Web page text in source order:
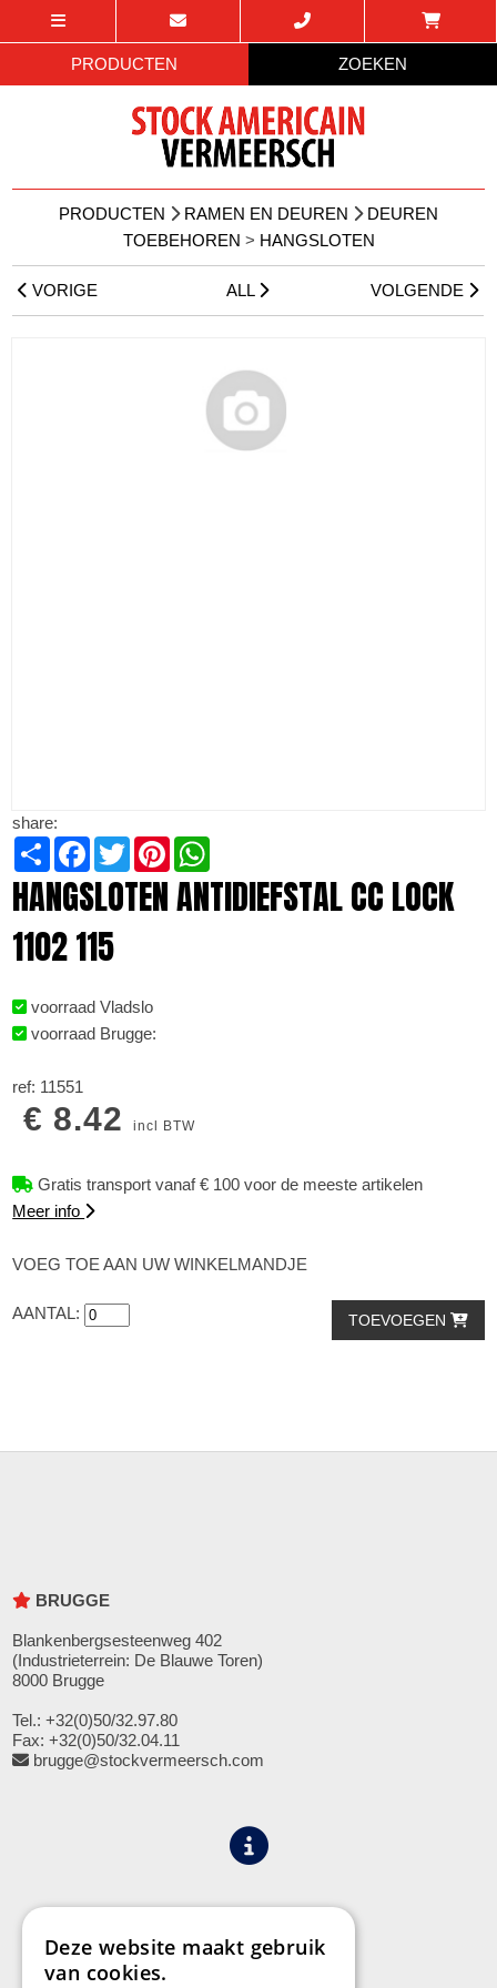
PRODUCTEN ZOEKEN
PRODUCTEN RAMEN EN DEUREN
DEUREN
TOEBEHOREN > HANGSLOTEN
VORIGE ALL VOLGENDE
share:
Share Facebook
TwitterPinterest
HANGSLOTEN ANTIDIEFSTAL CC LOCK
1102 115
voorraad Vladslo
voorraad Brugge:
ref: 11551
€ 8.42incl BTW
Gratis transport vanaf € 100 voor de meeste artikelen
Meer info
VOEG TOE AAN UW WINKELMANDJE
AANTAL: TOEVOEGEN
BRUGGE
Blankenbergsesteenweg 402
(Industrieterrein: De Blauwe Toren)
8000 Brugge
Tel.: +32(0)50/32.97.80
Fax: +32(0)50/32.04.11
brugge@stockvermeersch.com
Deze website maakt gebruik
van cookies.